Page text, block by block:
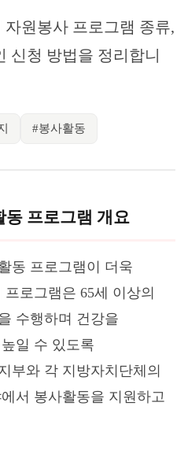
자원봉사 프로그램 종류,
신청 방법을 정리합니
#봉사활동
동 프로그램 개요
동 프로그램이 더욱
로그램은 65세 이상의
수행하며 건강을
일 수 있도록
부와 각 지방자치단체의
서 봉사활동을 지원하고